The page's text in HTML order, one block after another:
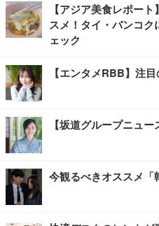
【アジア美食レポー
スメ！タイ・バンコ
ェック
【エンタメRBB】注
【坂道グループニュ
今観るべきオススメ「